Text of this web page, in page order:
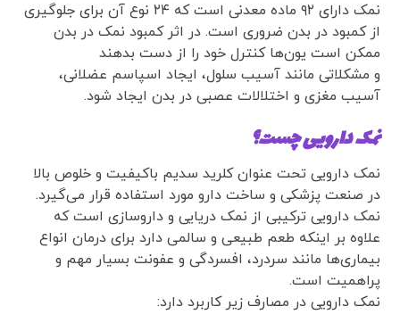
نمک دارای ۹۲ ماده معدنی است که ۲۴ نوع آن برای جلوگیری
از کمبود در بدن ضروری است. در اثر کمبود نمک در بدن
ممکن است یون‌ها کنترل خود را از دست بدهند
و مشکلاتی مانند آسیب سلول، ایجاد اسپاسم عضلانی،
آسیب مغزی و اختلالات عصبی در بدن ایجاد شود.
نمک دارویی چست؟
نمک دارویی تحت عنوان کلرید سدیم باکیفیت و خلوص بالا
در صنعت پزشکی و ساخت دارو مورد استفاده قرار می‌گیرد.
نمک دارویی ترکیبی از نمک دریایی و داروسازی است که
علاوه بر اینکه طعم طبیعی و سالمی دارد برای درمان انواع
بیماری‌ها مانند سردرد، افسردگی و عفونت بسیار مهم و
پراهمیت است.
نمک دارویی در مصارف زیر کاربرد دارد: